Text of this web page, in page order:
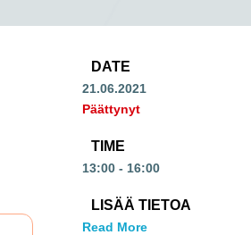
DATE
21.06.2021
Päättynyt
TIME
13:00 - 16:00
LISÄÄ TIETOA
Read More